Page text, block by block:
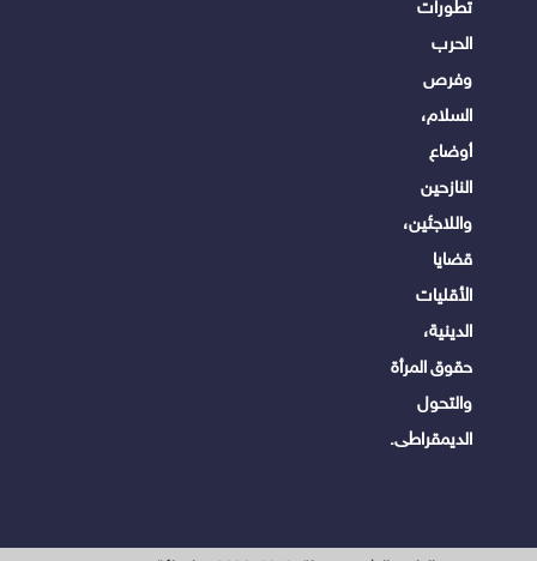
تطورات
الحرب
وفرص
السلام،
أوضاع
النازحين
واللاجئين،
قضايا
الأقليات
الدينية،
حقوق المرأة
والتحول
الديمقراطى.